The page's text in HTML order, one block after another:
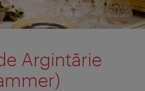
Argintărie